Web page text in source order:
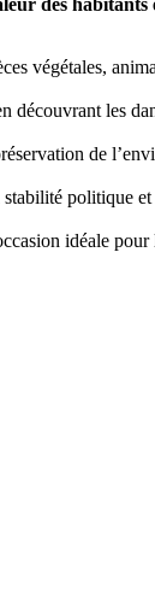
des
végétales,
découvrant les
de
politique
idéale